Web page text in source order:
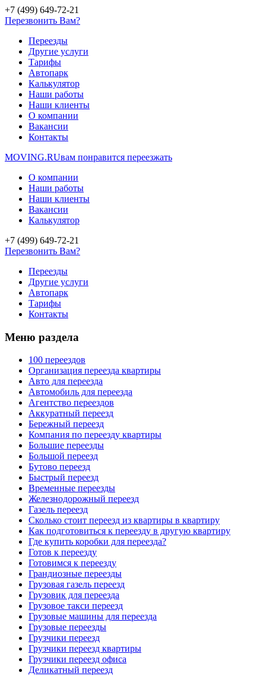
+7 (499) 649-72-21
Перезвонить Вам?
Переезды
Другие услуги
Тарифы
Автопарк
Калькулятор
Наши работы
Наши клиенты
О компании
Вакансии
Контакты
MOVING.RUвам понравится переезжать
О компании
Наши работы
Наши клиенты
Вакансии
Калькулятор
+7 (499) 649-72-21
Перезвонить Вам?
Переезды
Другие услуги
Автопарк
Тарифы
Контакты
Меню раздела
100 переездов
Организация переезда квартиры
Авто для переезда
Автомобиль для переезда
Агентство переездов
Аккуратный переезд
Бережный переезд
Компания по переезду квартиры
Большие переезды
Большой переезд
Бутово переезд
Быстрый переезд
Временные переезды
Железнодорожный переезд
Газель переезд
Сколько стоит переезд из квартиры в квартиру
Как подготовиться к переезду в другую квартиру
Где купить коробки для переезда?
Готов к переезду
Готовимся к переезду
Грандиозные переезды
Грузовая газель переезд
Грузовик для переезда
Грузовое такси переезд
Грузовые машины для переезда
Грузовые переезды
Грузчики переезд
Грузчики переезд квартиры
Грузчики переезд офиса
Деликатный переезд